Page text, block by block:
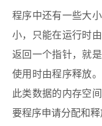
程序中还有一些大
小，只能在运行时
返回一个指针，就
使用时由程序释放
此类数据的内存空
要程序申请分配和释